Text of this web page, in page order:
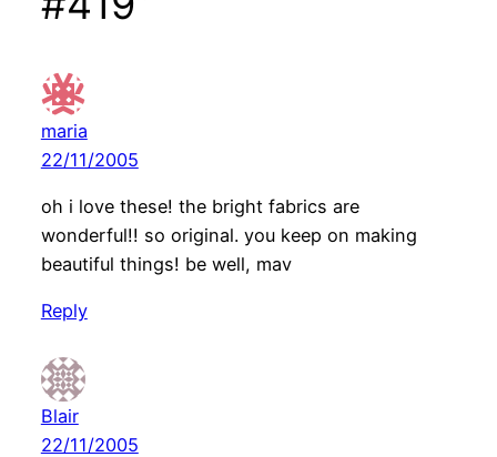
maria
22/11/2005
oh i love these! the bright fabrics are
wonderful!! so original. you keep on making
beautiful things! be well, mav
Reply
Blair
22/11/2005